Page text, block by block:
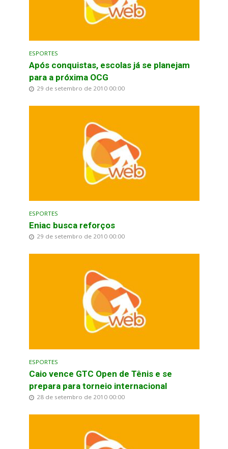
ESPORTES
Após conquistas, escolas já se planejam
para a próxima OCG
29 de setembro de 2010 00:00
ESPORTES
Eniac busca reforços
29 de setembro de 2010 00:00
ESPORTES
Caio vence GTC Open de Tênis e se
prepara para torneio internacional
28 de setembro de 2010 00:00